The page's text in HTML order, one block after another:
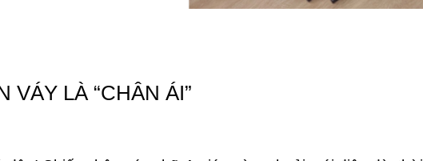
VÁY LÀ “CHÂN ÁI”